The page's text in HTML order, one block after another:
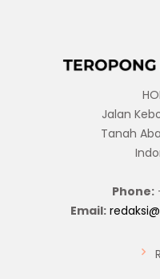
Jalan
Tanah
Phone:
Email: